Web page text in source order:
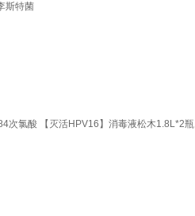
斯特菌
次氯酸 【灭活HPV16】消毒液松木1.8L*2瓶